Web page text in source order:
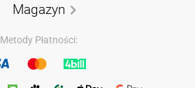
Magazyn
Metody Płatności: